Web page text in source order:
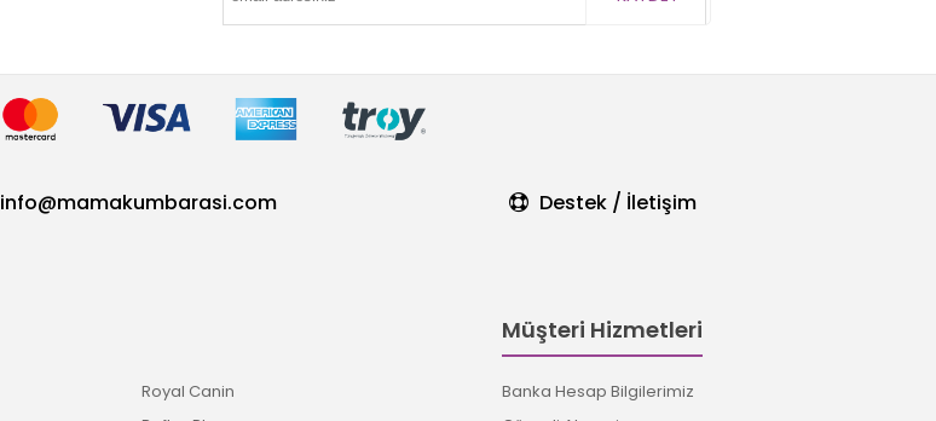
info@mamakumbarasi.com Destek / İletişim
Royal Canin
Müşteri Hizmetleri
Banka Hesap Bilgilerimiz